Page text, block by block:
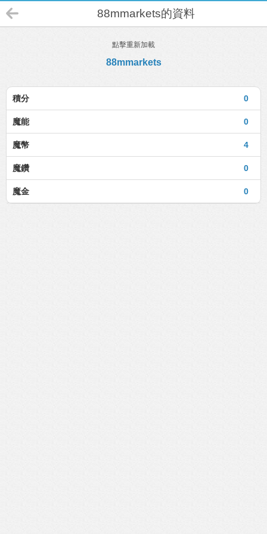
88mmarkets的資料
點擊重新加載
88mmarkets
0
積分
0
魔能
4
魔幣
0
魔鑽
0
魔金